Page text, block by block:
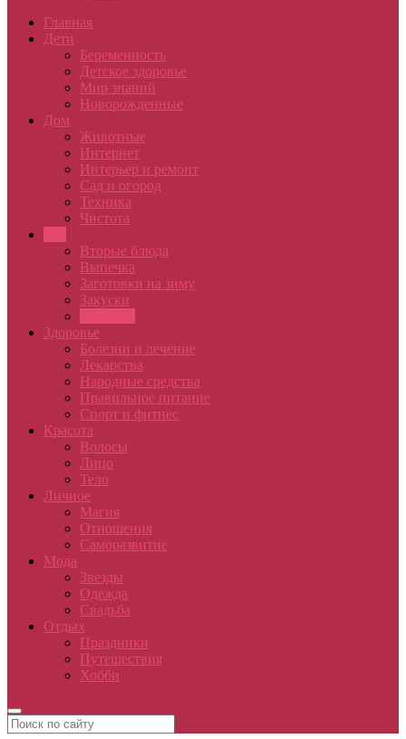
Главная
Дети
Беременность
Детское здоровье
Мир знаний
Новорожденные
Дом
Животные
Интернет
Интерьер и ремонт
Сад и огород
Техника
Чистота
Вторые блюда
Выпечка
Заготовки на зиму
Закуски
Здоровье
Болезни и лечение
Лекарства
Народные средства
Правильное питание
Спорт и фитнес
Красота
Волосы
Лицо
Тело
Личное
Магия
Отношения
Саморазвитие
Мода
Звезды
Одежда
Свадьба
Отдых
Праздники
Путешествия
Хобби